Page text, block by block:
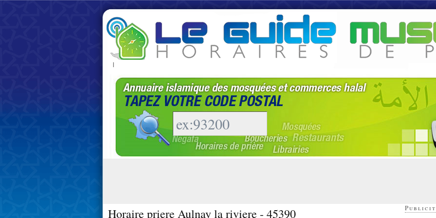
|
Horaire priere Aulnay la riviere - 45390